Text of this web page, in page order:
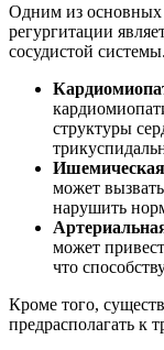
Одним из основных
регургитации
сосудистой
структуры
Ишемическая
может
нарушить
может
что
Кроме того,
предрасполагать к